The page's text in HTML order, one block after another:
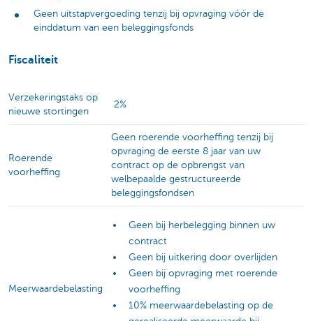
Geen uitstapvergoeding tenzij bij opvraging vóór de
einddatum van een beleggingsfonds
Fiscaliteit
Verzekeringstaks op
nieuwe stortingen
2%
Roerende
voorheffing
Geen roerende voorheffing tenzij bij
opvraging de eerste 8 jaar van uw
contract op de opbrengst van
welbepaalde gestructureerde
beleggingsfondsen
Meerwaardebelasting
Geen bij herbelegging binnen uw
contract
Geen bij uitkering door overlijden
Geen bij opvraging met roerende
voorheffing
10% meerwaardebelasting op de